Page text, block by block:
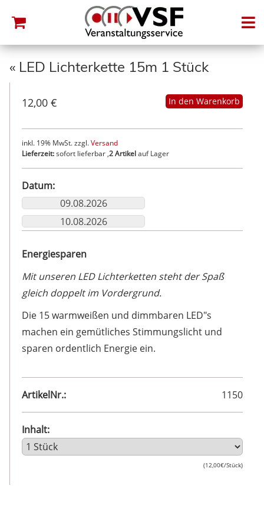
« LED Lichterkette 15m 1 Stück
12,00 €
inkl. 19% MwSt. zzgl.Versand
Lieferzeit:sofort lieferbar ,2 Artikelauf Lager
Datum:
Energiesparen
Mit unseren LED Lichterketten steht der Spaß
gleich doppelt im Vordergrund.
Die 15 warmweißen und dimmbaren LED"s
machen ein gemütliches Stimmungslicht und
sparen ordentlich Energie ein.
ArtikelNr.: 1150
Inhalt:
(12,00€/Stück)